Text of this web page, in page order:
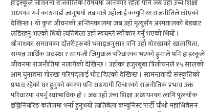
हाइस्कूले जीवनमा राजनीतिक विषयमा जानकार रहेता पनि जब उहाँ उच्च शिक्षा
अध्ययन गर्न काठमाडौं जानुभयो तब मात्रै उहाँलाई कम्युनिस्ट राजनीतिले छोएको
देखिन्छ । यो कुरा जीवनको अन्तिमकालमा जब उहाँ मृत्युसँग अस्पतालको बेडबाट
लडिरहनु भएको थियो त्यतिबेला उहाँ स्वयम्ले स्वीकार गर्नु भएको थियो ।
श्रीनाथका समवयका दौंतरीहरूको भनाइअनुसार पनि उहाँ गोरखाको खातापिता,
सम्पन्न आर्थिक अवस्था र सामन्ती जिमुवाल परिवारका भएको हुनाले पनि हाइस्कूले
जीवनमा राजनीतिमा नलागेको देखिन्छ । उहाँका हजुरबुबा त्रिलोचनले १५ सालको
आम चुनावमा गोरखा परिषद्लाई भोट दिएको देखिन्छ । सामन्तवादी संस्कृतिको
प्रभाव रहेको घर हुनुको कारण पनि अग्रगामी विचारको राजनीतिक प्रभाव उक्त
परिवारमा नपर्नु स्वाभाविक हो । जब उहाँ उच्च शिक्षा अध्ययनका लागि पुलचोक
इञ्जिनियरिङ कलेजमा भर्ना हुनुभयो त्यतिबेला कम्युनिस्ट पार्टी चौथो महाधिवेसन